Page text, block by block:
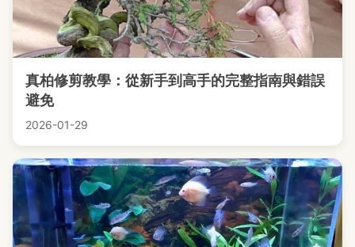
真柏修剪教學：從新手到高手的完整指南與錯誤
避免
2026-01-29